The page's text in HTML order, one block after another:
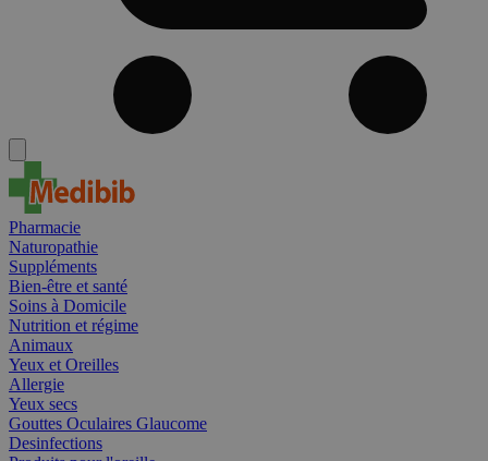
Pharmacie
Naturopathie
Suppléments
Bien-être et santé
Soins à Domicile
Nutrition et régime
Animaux
Yeux et Oreilles
Allergie
Yeux secs
Gouttes Oculaires Glaucome
Desinfections